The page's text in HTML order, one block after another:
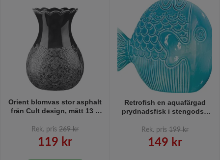
Orient blomvas stor asphalt
från Cult design, mått 13 x
Rek. pris 269 kr
119 kr
Retrofish en aquafärgad
prydnadsfisk i stengods i
x 12 cm
Rek. pris 199 kr
149 kr